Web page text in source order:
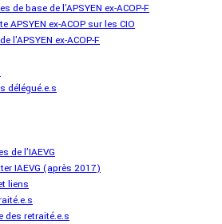
de base de l'APSYEN ex-ACOP-F
APSYEN ex-ACOP sur les CIO
l'APSYEN ex-ACOP-F
délégué.e.s
de l'IAEVG
IAEVG (après 2017)
liens
des retraité.e.s